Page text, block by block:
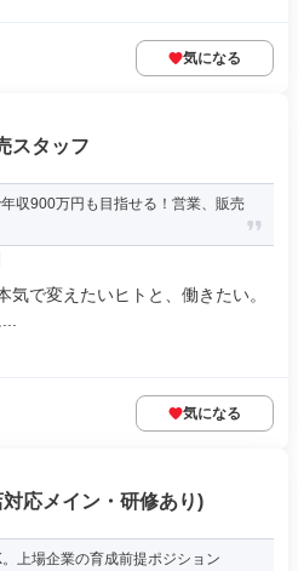
気になる
スタッフ
収900万円も目指せる！営業、販売
で変えたいヒトと、働きたい。
気になる
応メイン・研修あり)
上場企業の育成前提ポジション